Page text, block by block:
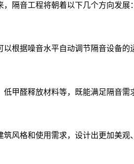
隔音工程将朝着以下几个方向发展
根据噪音水平自动调节隔音设备
甲醛释放材料等，既能满足隔音需
风格和使用需求，设计出更加美观